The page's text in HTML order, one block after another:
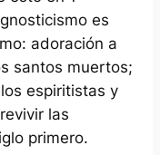
es
adoración a
santos muertos;
espiritistas y
las
primero.